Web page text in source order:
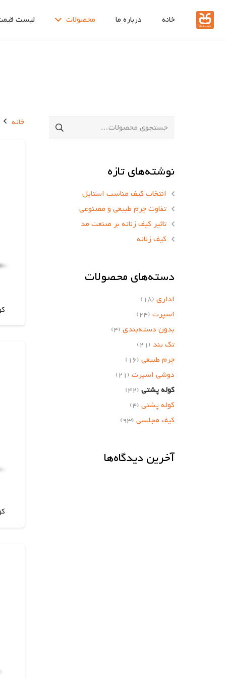
خانه درباره ما محصولات لیست
جستجو
نوشته‌های تازه
انتخاب کیف مناسب استایل
تفاوت چرم طبیعی و مصنوعی
تاثیر کیف زنانه بر صنعت مد
کیف زنانه
دسته‌های محصولات
اداری (18)
اسپرت (24)
بدون دسته‌بندی (4)
تک بند (21)
چرم طبیعی (16)
دوشی اسپرت (21)
کوله پشتی (42)
کوله پشتی (4)
کیف مجلسی (93)
آخرین دیدگاه‌ها
خانه